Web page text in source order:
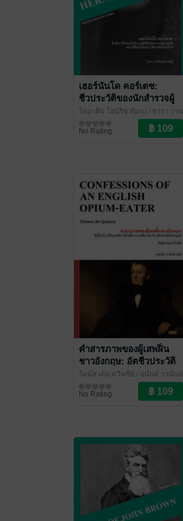
เฮอร์นันโด คอร์เตซ:
ชีวประวัติของนักสำรวจผู้
พิชิตจักรวรรดิแอซเท็กและ
เปลี่ยนโฉมประวัติศาสตร์
โลกใหม่
โยอาคิม ไฮน์ริช คัมเป / ธารา วรน
/ ไศเลนทร์
No Rating
คำสารภาพของผู้เสพฝิ่น
ชาวอังกฤษ: อัตชีวประวัติ
คลาสสิกว่าด้วยฝิ่น ความ
ฝัน และห้วงลึกของจิตใจ
มนุษย์
โทมัส เดอ ควินซีย์ / อนันต์ วรนันท์
No Rating